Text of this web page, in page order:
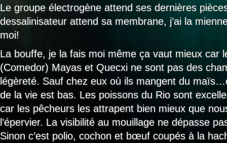
Le groupe électrogène attend ses dernières
dessalinisateur attend sa membrane, j’ai la
moi!
La bouffe, je la fais moi même ça vaut mieux car
(Comedor) Mayas et Quecxi ne sont pas des
légèreté. Sauf chez eux où ils mangent du
de la vie est bas. Les poissons du Rio sont
car les pêcheurs les attrapent bien mieux que
l’épervier. La visibilité au mouillage ne dépasse
Sinon c’est polio, cochon et bœuf coupés à la